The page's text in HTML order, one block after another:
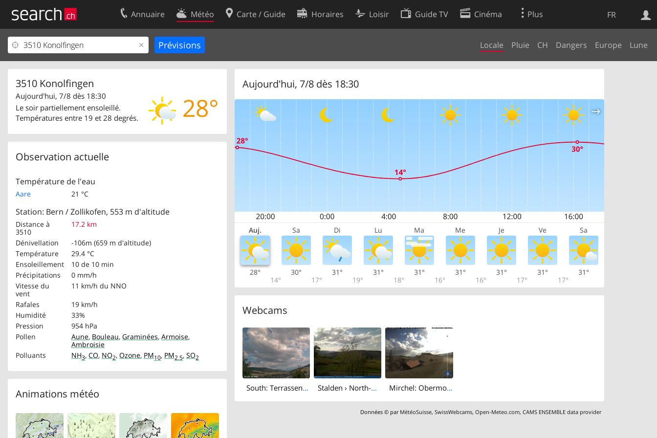
FR
Annuaire Météo Carte / Guide Horaires Loisir Guide TV Cinéma Plus
Locale Pluie CH Dangers Europe Lune
3510 Konolfingen
28°
Aujourd'hui, 7/8 dès 18:30
Le soir partiellement ensoleillé.
Températures entre 19 et 28 degrés.
Observation actuelle
Température de l'eau
Aare 21 °C
Station: Bern / Zollikofen, 553 m d'altitude
Distance à
3510
17.2 km
Dénivellation
-106m (659 m d'altitude)
Température
29.4 °C
Ensoleillement
10 de 10 min
Précipitations
0 mm/h
Vitesse du
vent
11 km/h du NNO
Rafales
19 km/h
Humidité
33%
Pression
954 hPa
Pollen
Aune, Bouleau, Graminées, Armoise,
Ambroisie
Polluants
NH3, CO, NO2, Ozone, PM10, PM2.5, SO2
Animations météo
Aujourd'hui, 7/8 dès 18:30
Auj. Sa Di Lu Ma Me Je Ve Sa
28°
14°
30°
17°
31°
19°
31°
18°
31°
16°
31°
16°
31°
17°
31°
17°
31°
Webcams
South: Terrassenweg Stalden › North-west: Holzstrasse - Konolfingen Mirchel: Obermoos Oberhünigen
Données © par MétéoSuisse,SwissWebcams,Open-Meteo.com,CAMS ENSEMBLE data provider
Web
Votre inscription
Centre clients
Mentions Légales
Contact
Conditions d’utilisation
Préférences de cookies